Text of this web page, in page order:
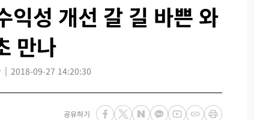
익성 개선 갈 길 바쁜 와
만나
2018-09-27 14:20:30
공유하기